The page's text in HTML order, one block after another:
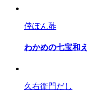
倖ぽん酢
わかめの七宝和え
久右衛門だし